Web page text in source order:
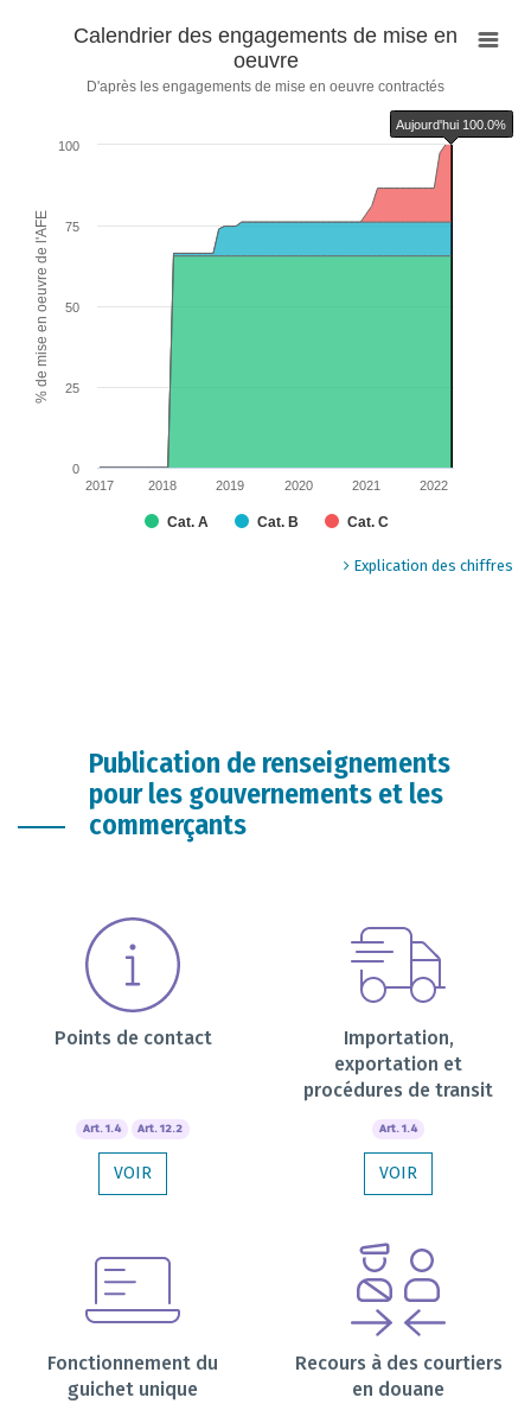
Chart with 6 data series.
D'après les engagements de mise en oeuvre contractés
The chart has 1 X axis displaying categories.
The chart has 2 Y axes displaying % de mise en oeuvre de l'AFE and values.
Chart annotations summary
Aujourd&#039;hui 100.0%
% de mise en oeuvre de l'AFE
Calendrier des engagements de mise en
oeuvre
D'après les engagements de mise en oeuvre contractés
Aujourd'hui 100.0%
Cat. A Cat. B Cat. C
2017 2018 2019 2020 2021 2022
0
25
50
75
100
Explication des chiffres
Publication de renseignements
pour les gouvernements et les
commerçants
Points de contact
Art. 1.4 Art. 12.2
VOIR
Importation,
exportation et
procédures de transit
Art. 1.4
VOIR
Fonctionnement du
guichet unique
Recours à des courtiers
en douane